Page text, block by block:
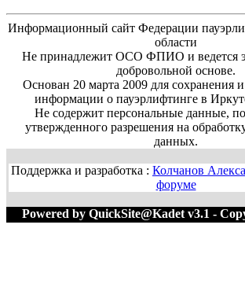
Информационный сайт Федерации
области
Не принадлежит ОСО ФПИО и ведется
добровольной основе.
Основан 20 марта 2009 для сохранения
информации о пауэрлифтинге в
Не содержит персональные данные,
утвержденного разрешения на
данных.
Поддержка и разработка : Колчанов
форуме
Powered by QuickSite@Kadet v3.1 -